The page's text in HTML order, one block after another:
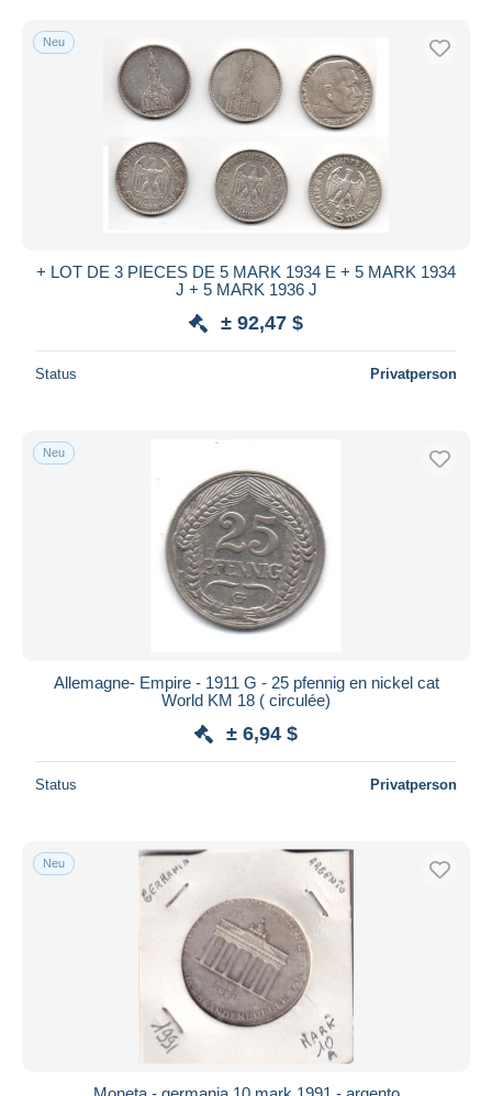
Zahlungsmethoden
PayPal
Banküberweisung
Visa
Mastercard
Bancontact
Maestro
Wohnsitz des Verkäufers
Weltweit
Übernehmen
Neu
+ LOT DE 3 PIECES DE 5 MARK 1934 E + 5 MARK 1934
J + 5 MARK 1936 J
± 92,47 $
Status Privatperson
Neu
Allemagne- Empire - 1911 G - 25 pfennig en nickel cat
World KM 18 ( circulée)
± 6,94 $
Status Privatperson
Neu